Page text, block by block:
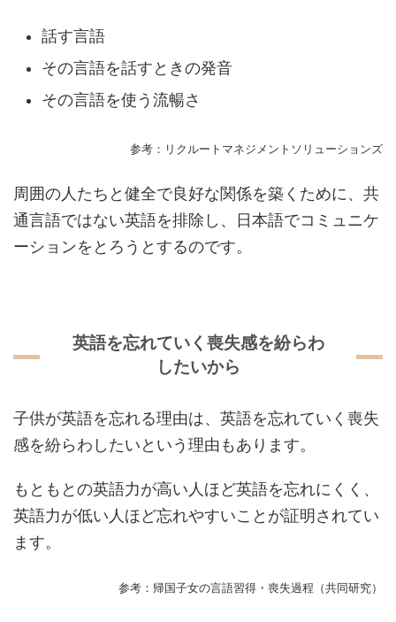
話す言語
その言語を話すときの発音
その言語を使う流暢さ
参考：リクルートマネジメントソリューションズ
周囲の人たちと健全で良好な関係を築くために、共
通言語ではない英語を排除し、日本語でコミュニケ
ーションをとろうとするのです。
英語を忘れていく喪失感を紛らわ
したいから
子供が英語を忘れる理由は、英語を忘れていく喪失
感を紛らわしたいという理由もあります。
もともとの英語力が高い人ほど英語を忘れにくく、
英語力が低い人ほど忘れやすいことが証明されてい
ます。
参考：帰国子女の言語習得・喪失過程（共同研究）